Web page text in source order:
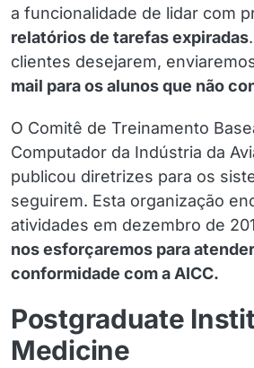
a funcionalidade de lidar com
relatórios de tarefas expiradas
clientes desejarem,
mail para os alunos que não
O Comitê de Treinamento
Computador da Indústria da
publicou diretrizes para os
seguirem. Esta organização
atividades em dezembro de
nos esforçaremos para
conformidade com a AICC.
Postgraduate
Medicine